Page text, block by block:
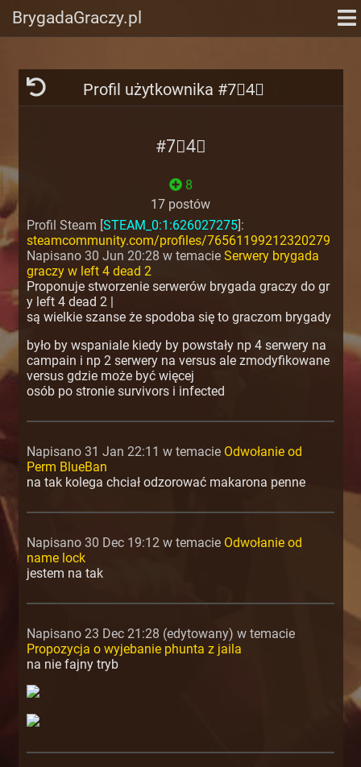
BrygadaGraczy.pl
Profil użytkownika #7⃣4⃣
#7⃣4⃣
8
17 postów
Profil Steam [STEAM_0:1:626027275]:
steamcommunity.com/profiles/76561199212320279
Napisano 30 Jun 20:28 w temacie Serwery brygada
graczy w left 4 dead 2
Proponuje stworzenie serwerów brygada graczy do gr
y left 4 dead 2 |
są wielkie szanse że spodoba się to graczom brygady
było by wspaniale kiedy by powstały np 4 serwery na
campain i np 2 serwery na versus ale zmodyfikowane
versus gdzie może być więcej
osób po stronie survivors i infected
Napisano 31 Jan 22:11 w temacie Odwołanie od
Perm BlueBan
na tak kolega chciał odzorować makarona penne
Napisano 30 Dec 19:12 w temacie Odwołanie od
name lock
jestem na tak
Napisano 23 Dec 21:28 (edytowany) w temacie
Propozycja o wyjebanie phunta z jaila
na nie fajny tryb